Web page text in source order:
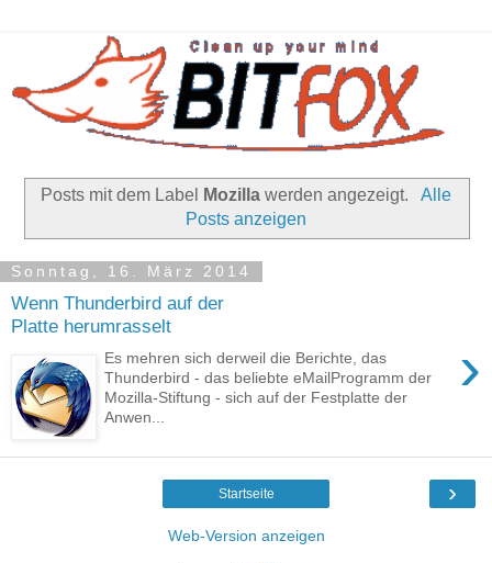
Posts mit dem Label Mozilla werden angezeigt.
Alle
Posts anzeigen
Sonntag, 16. März 2014
Wenn Thunderbird auf der
Platte herumrasselt
›
Es mehren sich derweil die Berichte, das
Thunderbird - das beliebte eMailProgramm der
Mozilla-Stiftung - sich auf der Festplatte der
Anwen...
›
Startseite
Web-Version anzeigen